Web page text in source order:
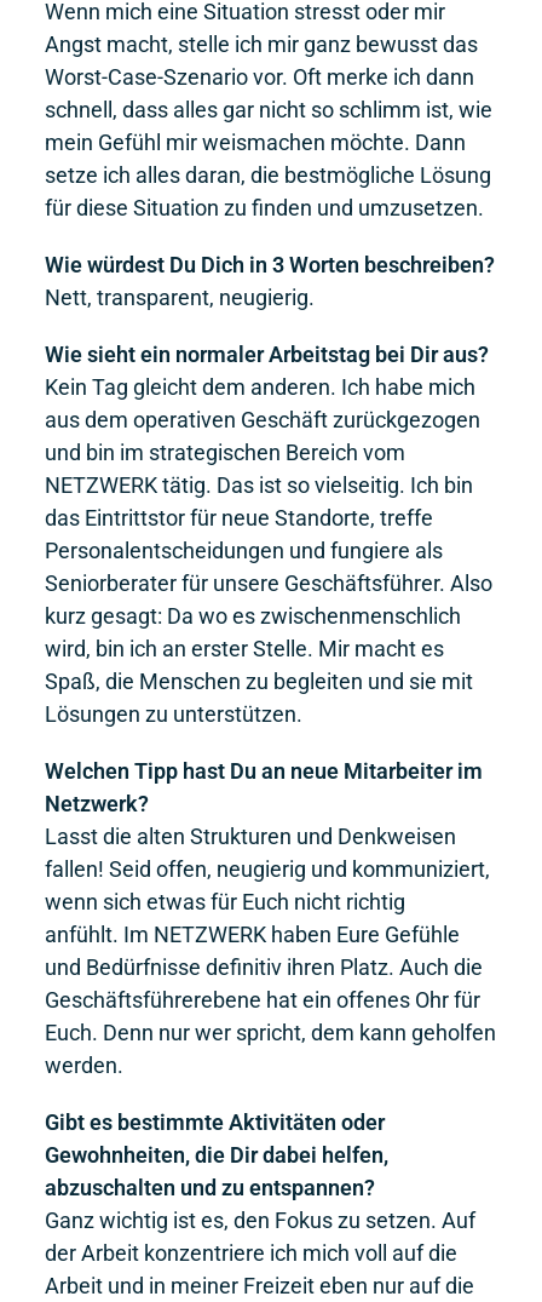
Wenn mich eine Situation stresst oder mir
Angst macht, stelle ich mir ganz bewusst das
Worst-Case-Szenario vor. Oft merke ich dann
schnell, dass alles gar nicht so schlimm ist, wie
mein Gefühl mir weismachen möchte. Dann
setze ich alles daran, die bestmögliche Lösung
für diese Situation zu finden und umzusetzen.
Wie würdest Du Dich in 3 Worten beschreiben?
Nett, transparent, neugierig.
Wie sieht ein normaler Arbeitstag bei Dir aus?
Kein Tag gleicht dem anderen. Ich habe mich
aus dem operativen Geschäft zurückgezogen
und bin im strategischen Bereich vom
NETZWERK tätig. Das ist so vielseitig. Ich bin
das Eintrittstor für neue Standorte, treffe
Personalentscheidungen und fungiere als
Seniorberater für unsere Geschäftsführer. Also
kurz gesagt: Da wo es zwischenmenschlich
wird, bin ich an erster Stelle. Mir macht es
Spaß, die Menschen zu begleiten und sie mit
Lösungen zu unterstützen.
Welchen Tipp hast Du an neue Mitarbeiter im
Netzwerk?
Lasst die alten Strukturen und Denkweisen
fallen! Seid offen, neugierig und kommuniziert,
wenn sich etwas für Euch nicht richtig
anfühlt. Im NETZWERK haben Eure Gefühle
und Bedürfnisse definitiv ihren Platz. Auch die
Geschäftsführerebene hat ein offenes Ohr für
Euch. Denn nur wer spricht, dem kann geholfen
werden.
Gibt es bestimmte Aktivitäten oder
Gewohnheiten, die Dir dabei helfen,
abzuschalten und zu entspannen?
Ganz wichtig ist es, den Fokus zu setzen. Auf
der Arbeit konzentriere ich mich voll auf die
Arbeit und in meiner Freizeit eben nur auf die